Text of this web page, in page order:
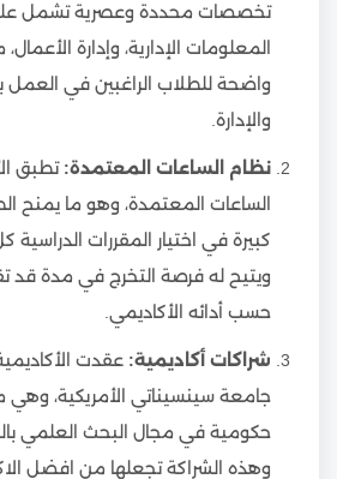
تخصصات محددة وعصرية تشمل
المعلومات الإدارية، وإدارة
واضحة للطلاب الراغبين في العمل
والإدارة.
نظام الساعات المعتمدة: تطبق
الساعات المعتمدة، وهو ما يمنح
كبيرة في اختيار المقررات
ويتيح له فرصة التخرج في مدة قد
حسب أدائه الأكاديمي.
شراكات أكاديمية: عقدت
حكومية في مجال البحث العلمي
وهذه الشراكة تجعلها من افضل